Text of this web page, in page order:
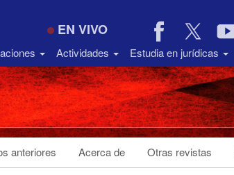
EN VIVO
Actividades Estudia en jurídicas
anteriores Acerca de Otras revistas